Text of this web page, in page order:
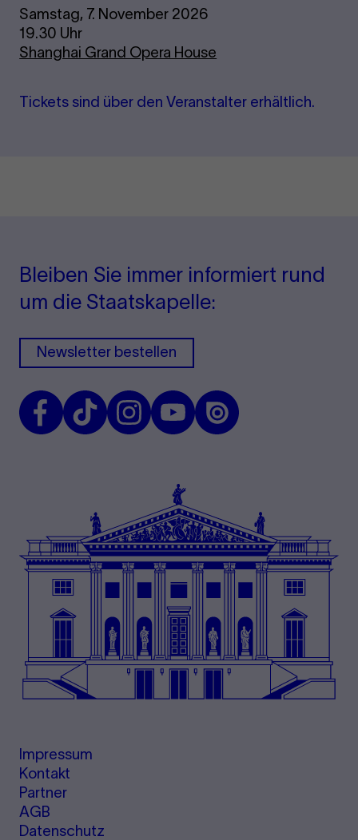
Samstag, 7. November 2026
19.30 Uhr
Shanghai Grand Opera House
Ti­ckets sind über den Ver­an­stal­ter er­hält­lich.
Bleiben Sie immer informiert rund
um die Staatskapelle:
Newsletter bestellen
FacebookTikTok InstagramYoutubeIssuu
Impressum
Kontakt
Partner
AGB
Datenschutz